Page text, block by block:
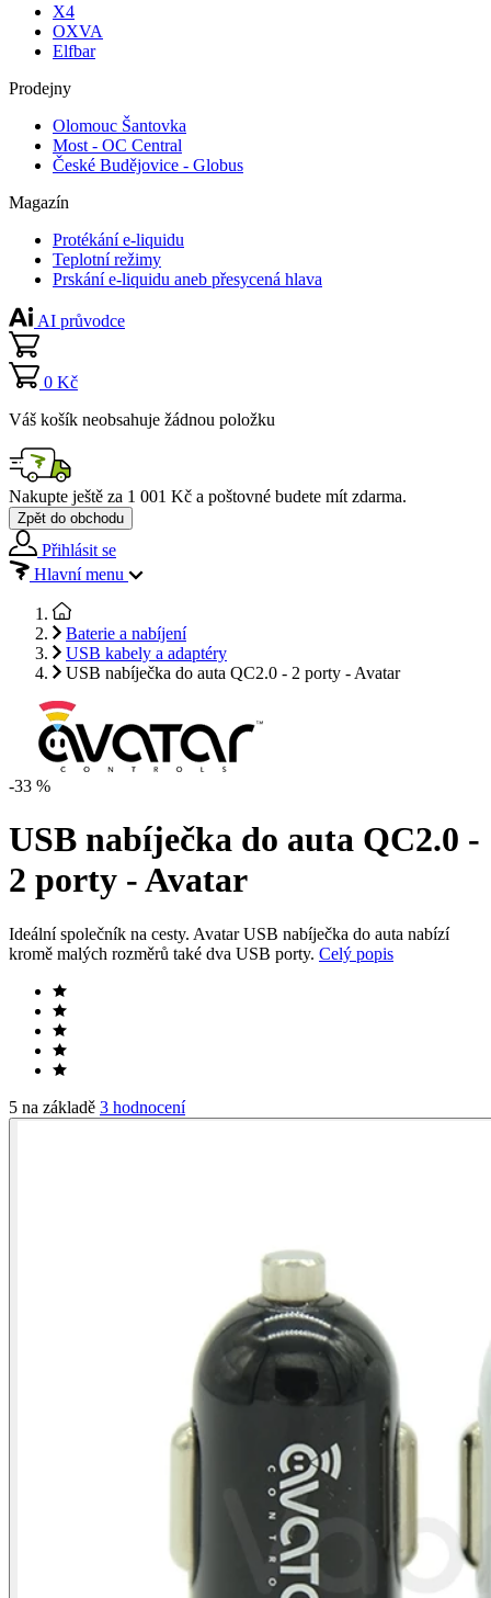
X4
OXVA
Elfbar
Prodejny
Olomouc Šantovka
Most - OC Central
České Budějovice - Globus
Magazín
Protékání e-liquidu
Teplotní režimy
Prskání e-liquidu aneb přesycená hlava
AI průvodce
0 Kč
Váš košík neobsahuje žádnou položku
Nakupte ještě za 1 001 Kč a poštovné budete mít zdarma.
Zpět do obchodu
Přihlásit se
Hlavní menu
Baterie a nabíjení
USB kabely a adaptéry
USB nabíječka do auta QC2.0 - 2 porty - Avatar
-33 %
USB nabíječka do auta QC2.0 -
2 porty - Avatar
Ideální společník na cesty. Avatar USB nabíječka do auta nabízí
kromě malých rozměrů také dva USB porty. Celý popis
5 na základě 3 hodnocení